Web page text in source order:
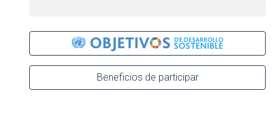
Beneficios de participar